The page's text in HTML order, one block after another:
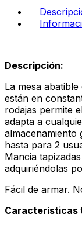
Descripción:
La mesa
están en
rodajas permite
adapta a
almacenamiento
hasta para 2
Mancia
adquiriéndolas
Fácil de armar.
Características